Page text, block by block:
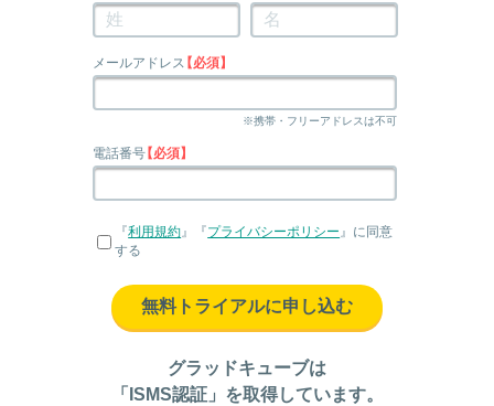
グラッドキューブは
「ISMS認証」を取得しています。
メールアドレス【必須】
※携帯・フリーアドレスは不可
電話番号【必須】
『利用規約』『プライバシーポリシー 』に同意
する
無料トライアルに申し込む